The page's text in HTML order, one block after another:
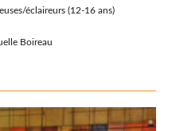
éclaireurs (12-16 ans)
Boireau